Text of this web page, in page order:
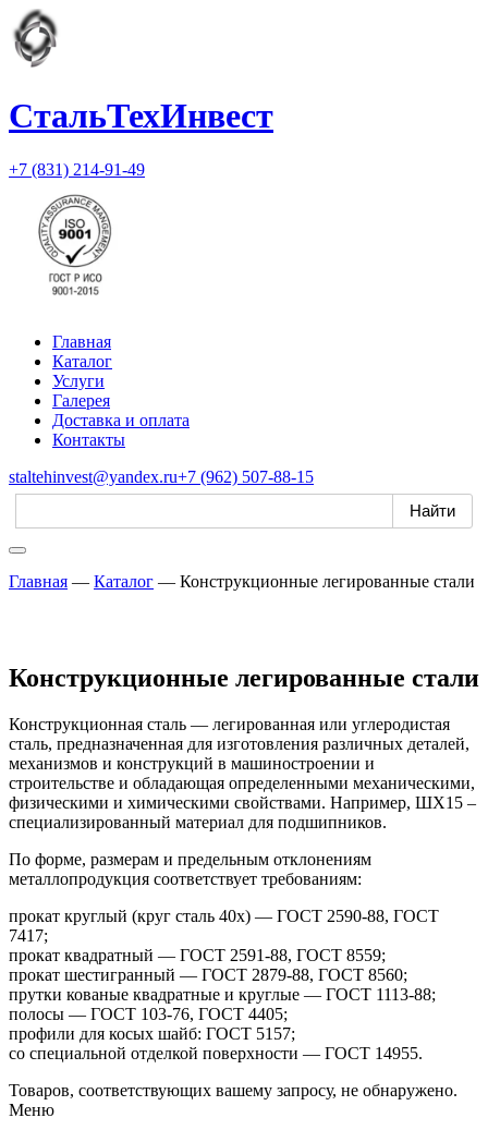
СтальТехИнвест
+7 (831) 214-91-49
Главная
Каталог
Услуги
Галерея
Доставка и оплата
Контакты
staltehinvest@yandex.ru+7 (962) 507-88-15
Главная — Каталог — Конструкционные легированные стали
Конструкционные легированные стали
Конструкционная сталь — легированная или углеродистая
сталь, предназначенная для изготовления различных деталей,
механизмов и конструкций в машиностроении и
строительстве и обладающая определенными механическими,
физическими и химическими свойствами. Например, ШХ15 –
специализированный материал для подшипников.
По форме, размерам и предельным отклонениям
металлопродукция соответствует требованиям:
прокат круглый (круг сталь 40х) — ГОСТ 2590-88, ГОСТ
7417;
прокат квадратный — ГОСТ 2591-88, ГОСТ 8559;
прокат шестигранный — ГОСТ 2879-88, ГОСТ 8560;
прутки кованые квадратные и круглые — ГОСТ 1113-88;
полосы — ГОСТ 103-76, ГОСТ 4405;
профили для косых шайб: ГОСТ 5157;
со специальной отделкой поверхности — ГОСТ 14955.
Товаров, соответствующих вашему запросу, не обнаружено.
Меню